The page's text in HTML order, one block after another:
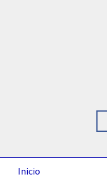
Inicio